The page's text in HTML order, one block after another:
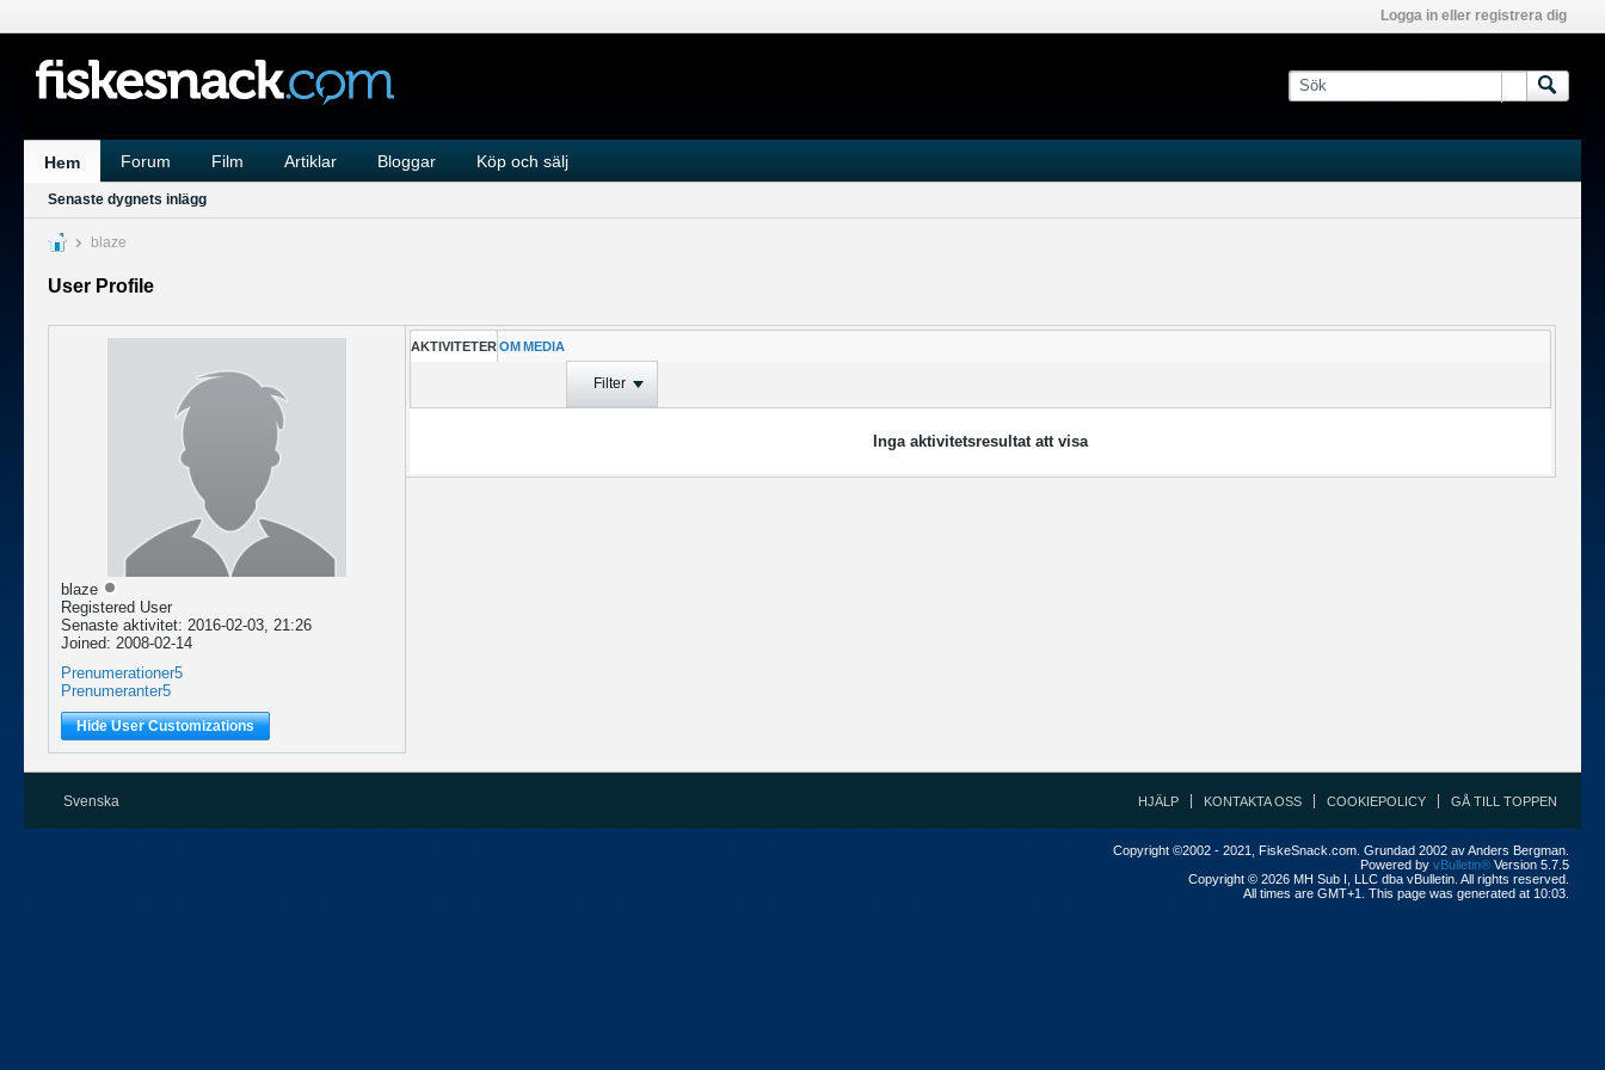
Logga in eller registrera dig
Hem Forum Film Artiklar Bloggar Köp och sälj
Senaste dygnets inlägg
blaze
User Profile
blaze
Registered User
Senaste aktivitet: 2016-02-03, 21:26
Joined: 2008-02-14
Prenumerationer5
Prenumeranter5
Hide User Customizations
AKTIVITETER OM MEDIA
Filter
Inga aktivitetsresultat att visa
Svenska HJÄLP KONTAKTA OSS COOKIEPOLICY GÅ TILL TOPPEN
Copyright ©2002 - 2021, FiskeSnack.com. Grundad 2002 av Anders Bergman.
Powered by vBulletin® Version 5.7.5
Copyright © 2026 MH Sub I, LLC dba vBulletin. All rights reserved.
All times are GMT+1. This page was generated at 10:03.